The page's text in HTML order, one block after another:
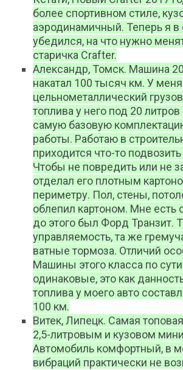
более спортивном стиле,
аэродинамичный. Теперь я в
убедился, на что нужно
старичка Crafter.
Александр, Томск. Машина
накатал 100 тысяч км. У меня
цельнометаллический
топлива у него под 20
самую базовую
работы. Работаю в
приходится что-то
Чтобы не повредить или не
отделал его плотным
периметру. Пол, стены,
облепил картоном. Мне есть
до этого был Форд Транзит.
управляемость, та же
ватные тормоза. Отличий
Машины этого класса по
одинаковые, это как
топлива у моего авто
100 км.
Витек, Липецк. Самая
2,5-литровым и кузовом
Автомобиль комфортный, в
вибраций практически не